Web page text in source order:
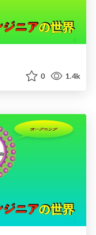
0 1.4k